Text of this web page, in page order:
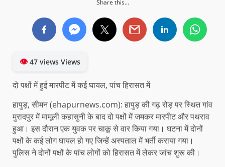
Share this...
👁47 views Views
दो पक्षों में हुई मारपीट में कई घायल, पांच हिरासत में
हापुड़, सीमन (ehapurnews.com): हापुड़ की गढ़ रोड़ पर स्थित गांव
मुरादपुर में मामूली कहासुनी के बाद दो पक्षों में जमकर मारपीट और पथराव
हुआ। इस दौरान एक युवक पर चाकू से वार किया गया। घटना में दोनों
पक्षों के कई लोग घायल हो गए जिन्हें अस्पताल में भर्ती कराया गया।
पुलिस ने दोनों पक्षों के पांच लोगों को हिरासत में लेकर जांच शुरू की।